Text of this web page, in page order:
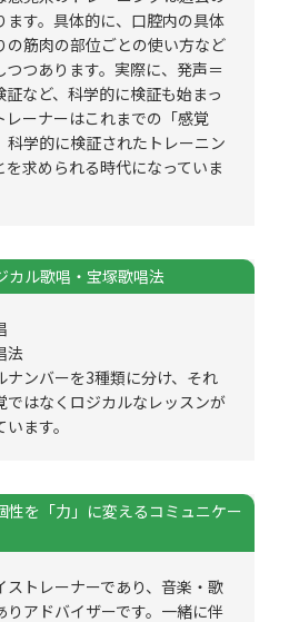
ます。具体的に、口腔内の具体
の筋肉の部位ごとの使い方など
つあります。実際に、発声＝
など、科学的に検証も始まっ
レーナーはこれまでの「感覚
科学的に検証されたトレーニン
求められる時代になっていま
ル歌唱・宝塚歌唱法
法
ナンバーを3種類に分け、それ
ではなくロジカルなレッスンが
ます。
を「力」に変えるコミュニケー
ストレーナーであり、音楽・歌
りアドバイザーです。一緒に伴